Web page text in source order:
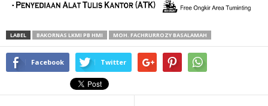
LABEL BAKORNAS LKMI PB HMI MOH. FACHRURROZY BASALAMAH
Facebook Twitter